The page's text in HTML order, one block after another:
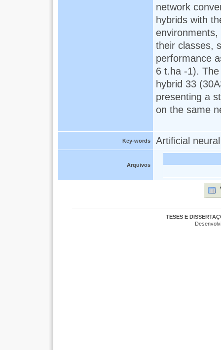
network
hybrids with
their classes,
performance
6 t.ha -1).
hybrid 33
presenting a
on the same
Key-words Artificial
Arquivos
TESES E